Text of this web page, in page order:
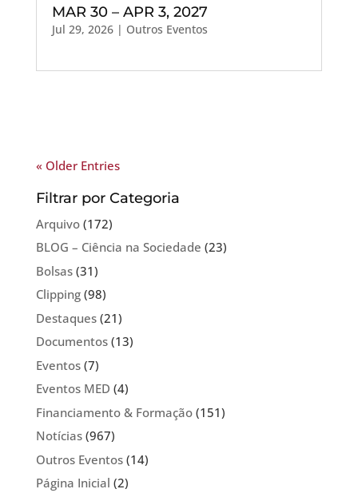
MAR 30 – APR 3, 2027
Jul 29, 2026| Outros Eventos
« Older Entries
Filtrar por Categoria
Arquivo(172)
BLOG – Ciência na Sociedade (23)
Bolsas(31)
Clipping(98)
Destaques(21)
Documentos(13)
Eventos(7)
Eventos MED (4)
Financiamento & Formação(151)
Notícias(967)
Outros Eventos(14)
Página Inicial (2)